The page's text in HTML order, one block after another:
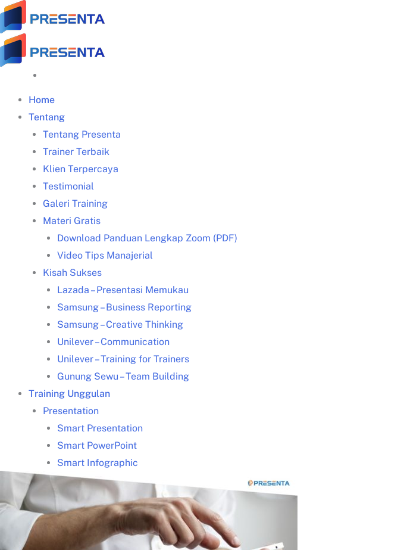
Skip
to
content
Home
Tentang
Tentang Presenta
Trainer Terbaik
Klien Terpercaya
Testimonial
Galeri Training
Materi Gratis
Download Panduan Lengkap Zoom (PDF)
Video Tips Manajerial
Kisah Sukses
Lazada – Presentasi Memukau
Samsung – Business Reporting
Samsung – Creative Thinking
Unilever – Communication
Unilever – Training for Trainers
Gunung Sewu – Team Building
Training Unggulan
Presentation
Smart Presentation
Smart PowerPoint
Smart Infographic
Data Visualization
Leadership Kepemimpinan
Communication
Coaching & Mentoring